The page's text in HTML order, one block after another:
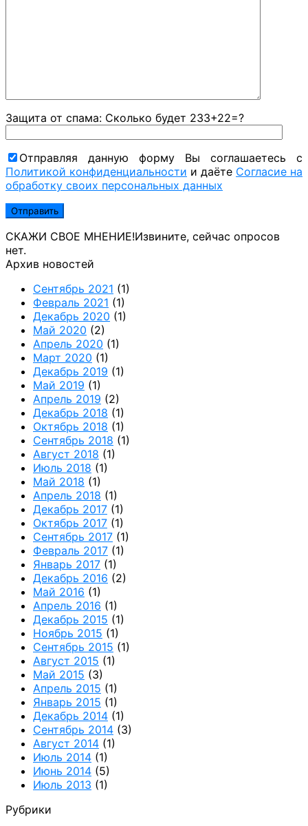
Защита от спама: Сколько будет 233+22=?
Отправляя данную форму Вы соглашаетесь с
Политикой конфиденциальности и даёте Согласие на
обработку своих персональных данных
СКАЖИ СВОЕ МНЕНИЕ!Извините, сейчас опросов
нет.
Архив новостей
Сентябрь 2021 (1)
Февраль 2021 (1)
Декабрь 2020 (1)
Май 2020 (2)
Апрель 2020 (1)
Март 2020 (1)
Декабрь 2019 (1)
Май 2019 (1)
Апрель 2019 (2)
Декабрь 2018 (1)
Октябрь 2018 (1)
Сентябрь 2018 (1)
Август 2018 (1)
Июль 2018 (1)
Май 2018 (1)
Апрель 2018 (1)
Декабрь 2017 (1)
Октябрь 2017 (1)
Сентябрь 2017 (1)
Февраль 2017 (1)
Январь 2017 (1)
Декабрь 2016 (2)
Май 2016 (1)
Апрель 2016 (1)
Декабрь 2015 (1)
Ноябрь 2015 (1)
Сентябрь 2015 (1)
Август 2015 (1)
Май 2015 (3)
Апрель 2015 (1)
Январь 2015 (1)
Декабрь 2014 (1)
Сентябрь 2014 (3)
Август 2014 (1)
Июль 2014 (1)
Июнь 2014 (5)
Июль 2013 (1)
Рубрики